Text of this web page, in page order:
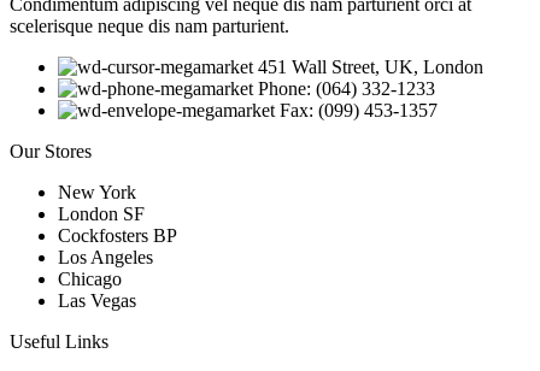
Condimentum adipiscing vel neque dis nam parturient orci at
scelerisque neque dis nam parturient.
451 Wall Street, UK, London
Phone: (064) 332-1233
Fax: (099) 453-1357
Our Stores
New York
London SF
Cockfosters BP
Los Angeles
Chicago
Las Vegas
Useful Links